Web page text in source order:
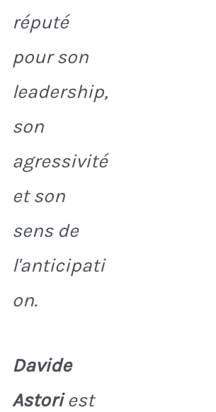
réputé
pour son
leadership,
son
agressivité
et son
sens de
l'anticipati
on.
Davide
Astoriest